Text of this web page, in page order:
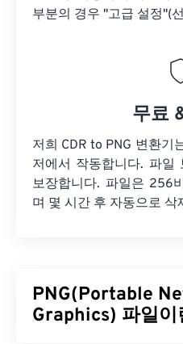
부분의 경우 "고급 설정"(
무료
저희 CDR to PNG 변환기
저에서 작동합니다. 파일
보장합니다. 파일은 256
며 몇 시간 후 자동으로 삭
PNG(Portable
Graphics) 파일이